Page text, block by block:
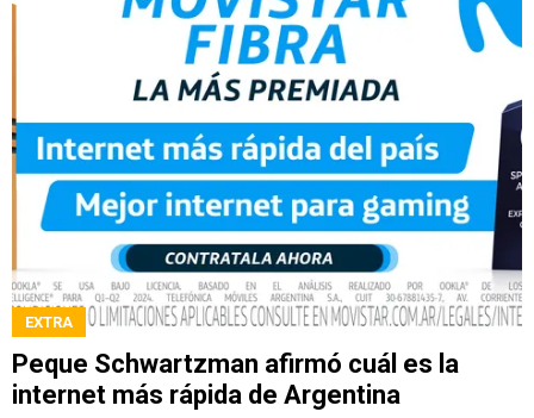
EXTRA
Peque Schwartzman afirmó cuál es la
internet más rápida de Argentina